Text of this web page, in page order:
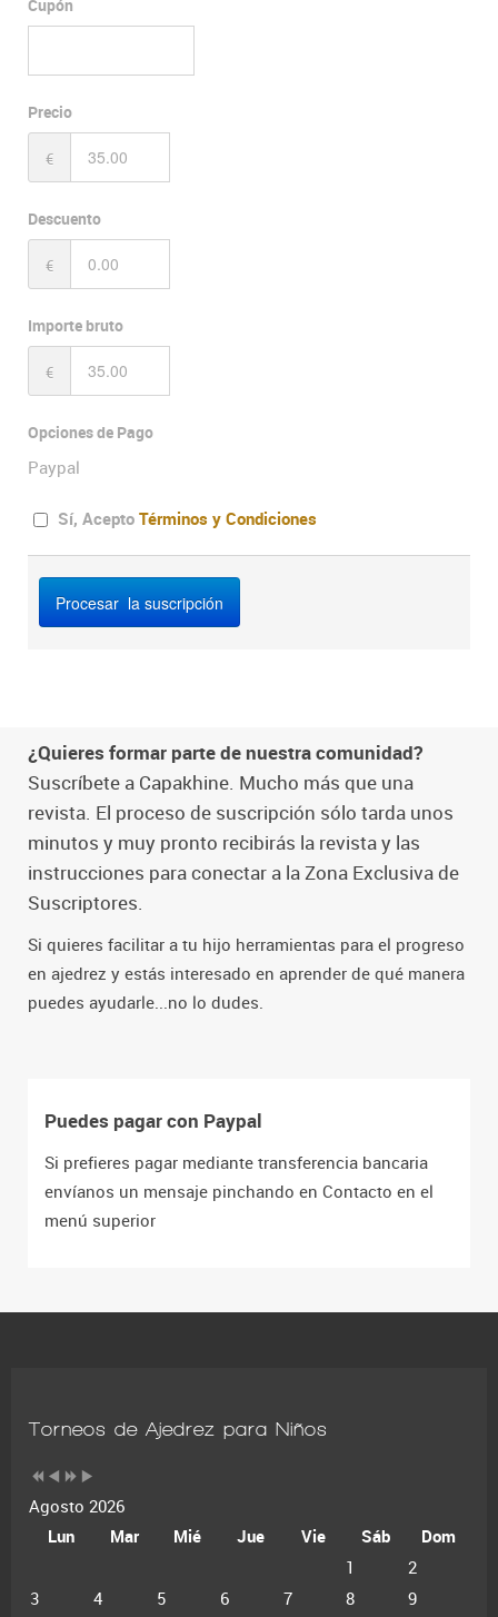
Cupón
Precio
€
Descuento
€
Importe bruto
€
Opciones de Pago
Paypal
Sí, Acepto Términos y Condiciones
¿Quieres formar parte de nuestra comunidad?
Suscríbete a Capakhine. Mucho más que una
revista. El proceso de suscripción sólo tarda unos
minutos y muy pronto recibirás la revista y las
instrucciones para conectar a la Zona Exclusiva de
Suscriptores.
Si quieres facilitar a tu hijo herramientas para el progreso
en ajedrez y estás interesado en aprender de qué manera
puedes ayudarle...no lo dudes.
Puedes pagar con Paypal
Si prefieres pagar mediante transferencia bancaria
envíanos un mensaje pinchando en Contacto en el
menú superior
Torneos de Ajedrez para Niños
Agosto 2026
Lun
Mar Mié Jue Vie Sáb
Dom
1
2
3
4 5 6 7 8
9